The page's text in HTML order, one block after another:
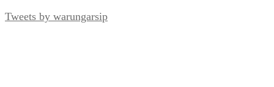
Tweets by warungarsip